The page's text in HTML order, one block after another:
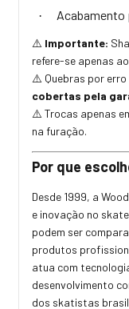
· Acabamento
⚠️ Importante:
refere-se apenas
⚠️ Quebras por
cobertas pela
⚠️ Trocas apenas
na furação.
Por que
Desde 1999, a
e inovação no
podem ser
produtos
atua com
desenvolvimento
dos skatistas